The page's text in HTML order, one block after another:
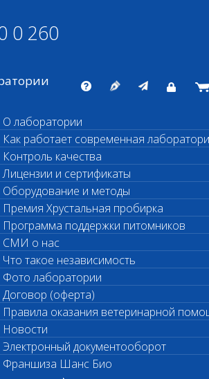
ШАНС БИО
ветеринарная лаборатория
260
с сайта
0 260
О лаборатории
Как работает современная
Контроль качества
Лицензии и сертификаты
Оборудование и методы
Премия Хрустальная пробирка
Программа поддержки питомников
СМИ о нас
Что такое независимость
Фото лаборатории
Договор (оферта)
Правила оказания ветеринарной
Новости
Электронный документооборот
Франшиза Шанс Био